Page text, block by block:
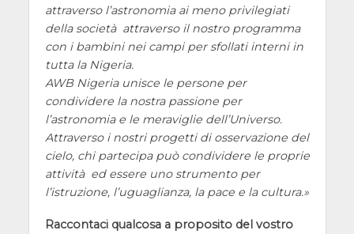
attraverso l’astronomia ai meno privilegiati
della società attraverso il nostro programma
con i bambini nei campi per sfollati interni in
tutta la Nigeria.
AWB Nigeria unisce le persone per
condividere la nostra passione per
l’astronomia e le meraviglie dell’Universo.
Attraverso i nostri progetti di osservazione del
cielo, chi partecipa può condividere le proprie
attività ed essere uno strumento per
l’istruzione, l’uguaglianza, la pace e la cultura.
Raccontaci qualcosa a proposito del vostro